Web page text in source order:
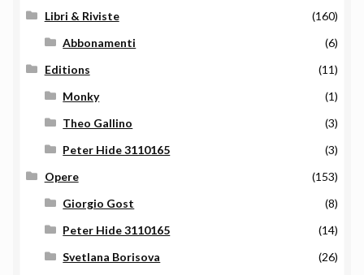
Libri & Riviste
(160)
Abbonamenti
(6)
Editions
(11)
Monky
(1)
Theo Gallino
(3)
Peter Hide 3110165
(3)
Opere
(153)
Giorgio Gost
(8)
Peter Hide 3110165
(14)
Svetlana Borisova
(26)